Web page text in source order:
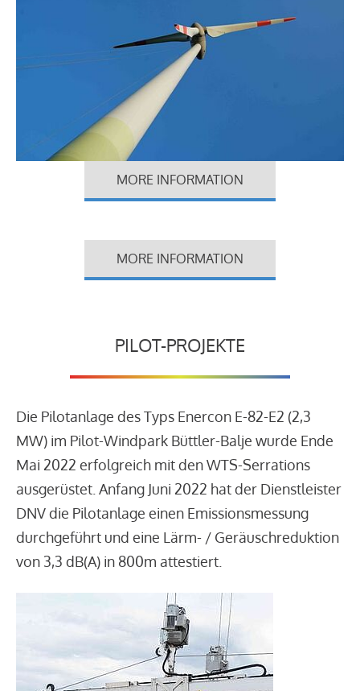
MORE INFORMATION
MORE INFORMATION
PILOT-PROJEKTE
Die Pilotanlage des Typs Enercon E-82-E2 (2,3
MW) im Pilot-Windpark Büttler-Balje wurde Ende
Mai 2022 erfolgreich mit den WTS-Serrations
ausgerüstet. Anfang Juni 2022 hat der Dienstleister
DNV die Pilotanlage einen Emissionsmessung
durchgeführt und eine Lärm- / Geräuschreduktion
von 3,3 dB(A) in 800m attestiert.